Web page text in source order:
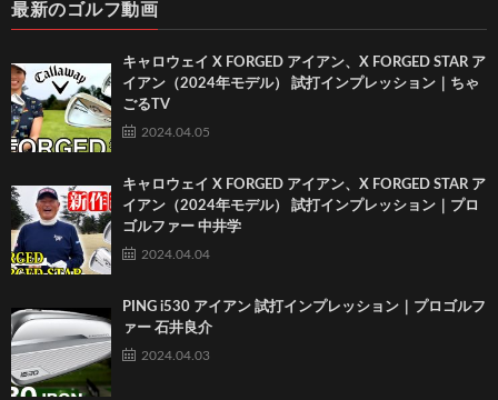
最新のゴルフ動画
キャロウェイ X FORGED アイアン、X FORGED STAR ア
イアン（2024年モデル） 試打インプレッション｜ちゃ
ごるTV
2024.04.05
キャロウェイ X FORGED アイアン、X FORGED STAR ア
イアン（2024年モデル） 試打インプレッション｜プロ
ゴルファー 中井学
2024.04.04
PING i530 アイアン 試打インプレッション｜プロゴルフ
ァー 石井良介
2024.04.03